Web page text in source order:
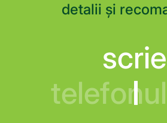
detalii și
scrie